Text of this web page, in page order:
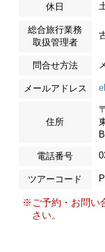
休日
総合旅行業務
取扱管理者
問合せ方法
メールアドレス
住所
電話番号
ツアーコード
※ご予約・お問い
さい。